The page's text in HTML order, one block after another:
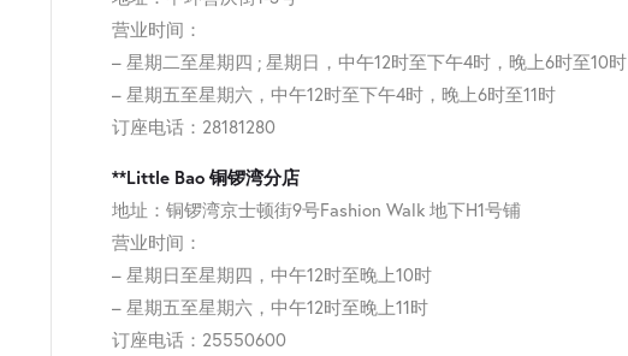
营业时间：
– 星期二至星期四 ; 星期日，中午12时至下午4时，晚上6时至10时
– 星期五至星期六，中午12时至下午4时，晚上6时至11时
订座电话：28181280
**Little Bao 铜锣湾分店
地址：铜锣湾京士顿街9号Fashion Walk 地下H1号铺
营业时间：
– 星期日至星期四，中午12时至晚上10时
– 星期五至星期六，中午12时至晚上11时
订座电话：25550600